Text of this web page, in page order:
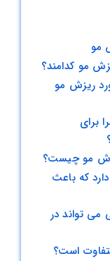
ریزش مو
برای
که باعث
می تواند در